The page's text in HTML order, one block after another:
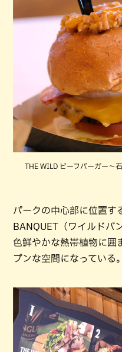
THE WILD ビーフバーガー
パークの中心部に位置す
BANQUET（ワイルドバ
色鮮やかな熱帯植物に囲
プンな空間になっている。